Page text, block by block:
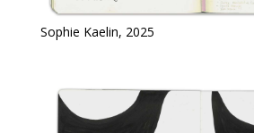
Sophie Kaelin, 2025